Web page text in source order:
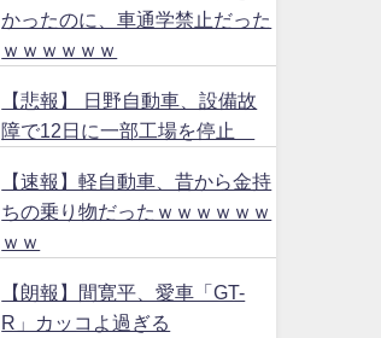
かったのに、車通学禁止だった
ｗｗｗｗｗｗ
【悲報】 日野自動車、設備故
障で12日に一部工場を停止
【速報】軽自動車、昔から金持
ちの乗り物だったｗｗｗｗｗｗ
ｗｗ
【朗報】間寛平、愛車「GT-
R」カッコよ過ぎる